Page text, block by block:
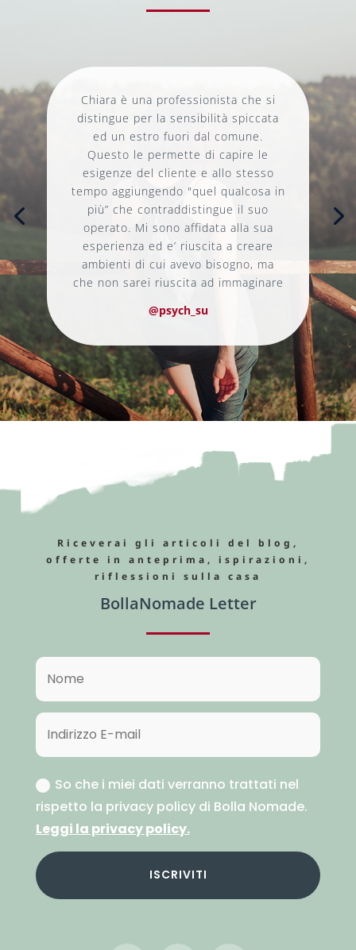
Chiara è una professionista che si
distingue per la sensibilità spiccata
ed un estro fuori dal comune.
Questo le permette di capire le
esigenze del cliente e allo stesso
tempo aggiungendo "quel qualcosa in
più” che contraddistingue il suo
operato. Mi sono affidata alla sua
esperienza ed e’ riuscita a creare
ambienti di cui avevo bisogno, ma
che non sarei riuscita ad immaginare
@psych_su
Riceverai gli articoli del blog,
offerte in anteprima, ispirazioni,
riflessioni sulla casa
BollaNomade Letter
So che i miei dati verranno trattati nel
rispetto la privacy policy di Bolla Nomade.
Leggi la privacy policy.
ISCRIVITI